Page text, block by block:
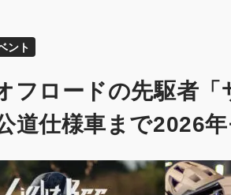
ント
フロードの先駆者
道仕様車まで2026